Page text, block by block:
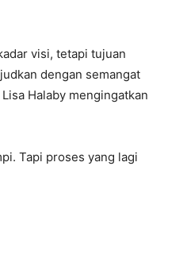
visi, tetapi tujuan
dengan semangat
Halaby mengingatkan
Tapi proses yang lagi